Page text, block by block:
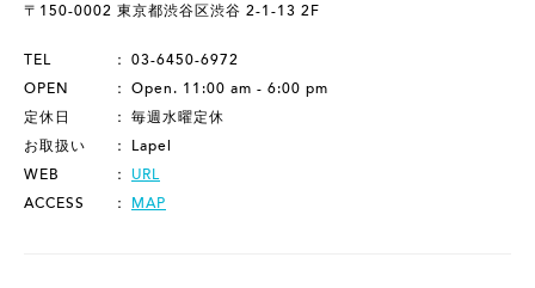
〒150-0002 東京都渋谷区渋谷 2-1-13 2F
TEL
03-6450-6972
OPEN
Open. 11:00 am - 6:00 pm
定休日
毎週水曜定休
お取扱い
Lapel
WEB
URL
ACCESS
MAP